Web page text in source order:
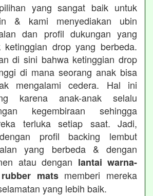
yang sangat baik untuk
& kami menyediakan ubin
dan profil dukungan yang
ketinggian drop yang berbeda.
di sini bahwa ketinggian drop
di mana seorang anak bisa
mengalami cedera. Hal ini
karena anak-anak selalu
kegembiraan sehingga
terluka setiap saat. Jadi,
profil backing lembut
yang berbeda & dengan
atau dengan lantai warna-
matsmemberi mereka
yang lebih baik.